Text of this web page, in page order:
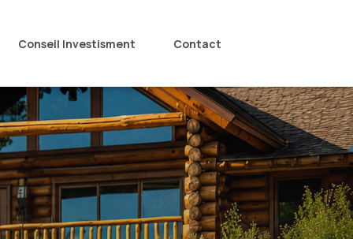
Conseil Investisment Contact